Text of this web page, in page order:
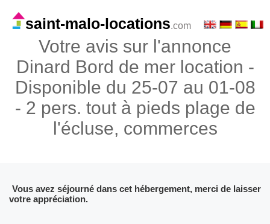
Votre avis sur l'annonce
Dinard Bord de mer location -
Disponible du 25-07 au 01-08
- 2 pers. tout à pieds plage de
l'écluse, commerces
saint-malo-locations.com
Vous avez séjourné dans cet hébergement, merci de laisser
votre appréciation.